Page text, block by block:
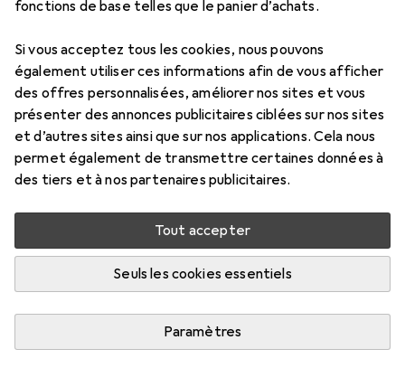
fonctions de base telles que le panier d’achats.
Si vous acceptez tous les cookies, nous pouvons
également utiliser ces informations afin de vous afficher
des offres personnalisées, améliorer nos sites et vous
présenter des annonces publicitaires ciblées sur nos sites
et d’autres sites ainsi que sur nos applications. Cela nous
permet également de transmettre certaines données à
des tiers et à nos partenaires publicitaires.
Tout accepter
Seuls les cookies essentiels
Paramètres